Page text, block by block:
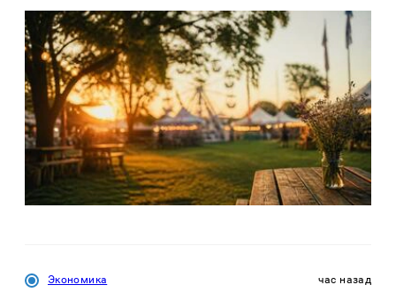
Экономика час назад